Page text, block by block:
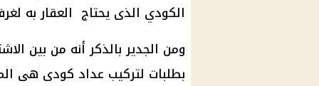
الكودي الذى يحتاج العقار به لغرفة
ومن الجدير بالذكر أنه من بين
بطلبات لتركيب عداد كودى هى